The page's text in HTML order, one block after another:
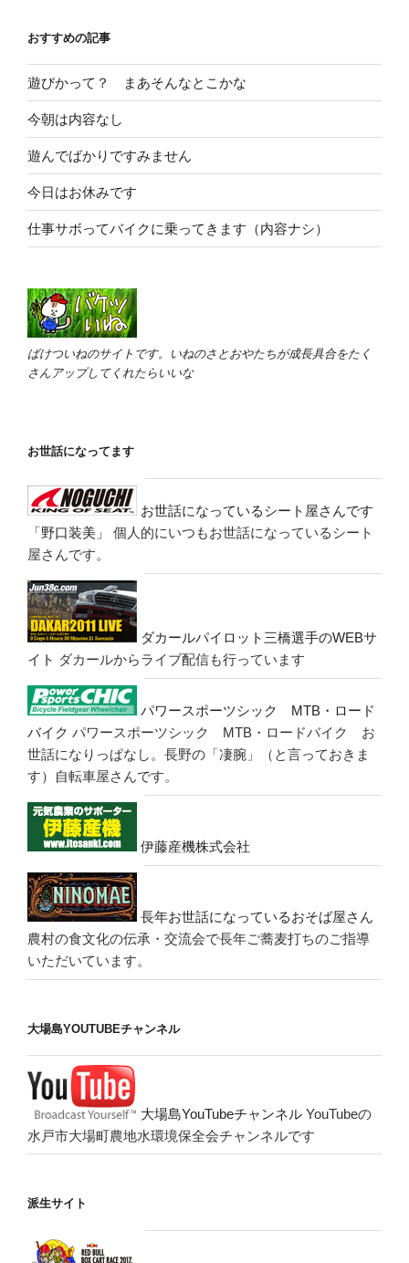
おすすめの記事
遊びかって？ まあそんなとこかな
今朝は内容なし
遊んでばかりですみません
今日はお休みです
仕事サボってバイクに乗ってきます（内容ナシ）
ばけついねのサイトです。いねのさとおやたちが成長具合をたく
さんアップしてくれたらいいな
お世話になってます
お世話になっているシート屋さんです
「野口装美」
個人的にいつもお世話になっているシート
屋さんです。
ダカールパイロット三橋選手のWEBサ
イト ダカールからライブ配信も行っています
パワースポーツシック MTB・ロード
バイク パワースポーツシック MTB・ロードバイク お
世話になりっぱなし。長野の「凄腕」（と言っておきま
す）自転車屋さんです。
伊藤産機株式会社
長年お世話になっているおそば屋さん
農村の食文化の伝承・交流会で長年ご蕎麦打ちのご指導
いただいています。
大場島YOUTUBEチャンネル
大場島YouTubeチャンネル YouTubeの
水戸市大場町農地水環境保全会チャンネルです
派生サイト